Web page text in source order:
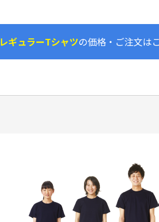
レギュラーTシャツの価格・ご注文は